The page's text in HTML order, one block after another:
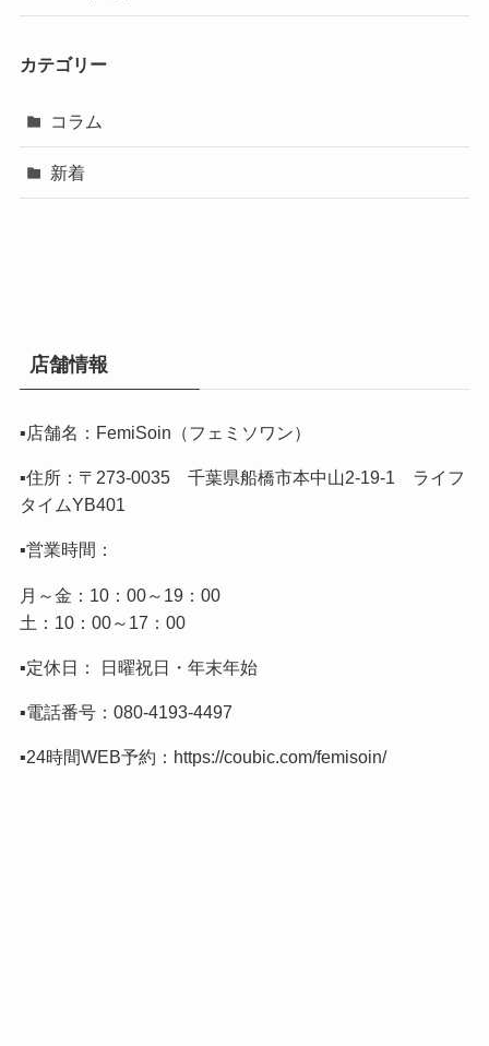
カテゴリー
コラム
新着
店舗情報
▪️店舗名：FemiSoin（フェミソワン）
▪️住所：〒273-0035 千葉県船橋市本中山2-19-1 ライフ
タイムYB401
▪️営業時間：
月～金：10：00～19：00
土：10：00～17：00
▪️定休日： 日曜祝日・年末年始
▪️電話番号： 080-4193-4497
▪️24時間WEB予約： https://coubic.com/femisoin/